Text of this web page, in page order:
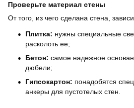
Проверьте материал стены
От того, из чего сделана стена,
Плитка: нужны специальные
расколоть ее;
Бетон: самое надежное
дюбели;
Гипсокартон: понадобятся
анкеры для пустотелых стен.